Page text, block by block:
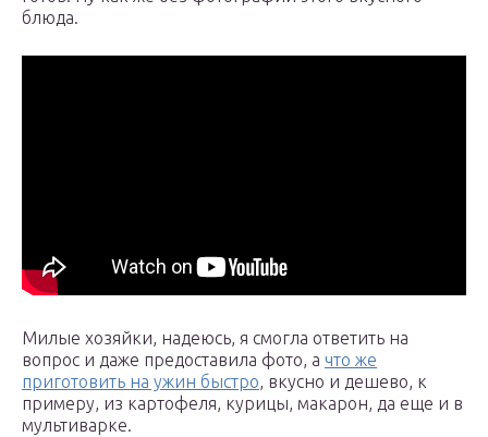
блюда.
Милые хозяйки, надеюсь, я смогла ответить на
вопрос и даже предоставила фото, а что же
приготовить на ужин быстро, вкусно и дешево, к
примеру, из картофеля, курицы, макарон, да еще и в
мультиварке.